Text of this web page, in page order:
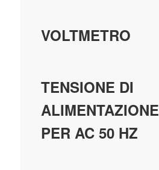
VOLTMETRO
TENSIONE DI
ALIMENTAZIONE
PER AC 50 HZ